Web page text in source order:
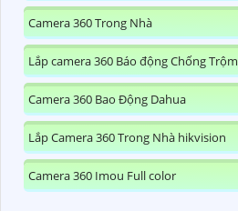
Camera 360 Trong Nhà
Lắp camera 360 Báo động Chống Trộm
Camera 360 Bao Động Dahua
Lắp Camera 360 Trong Nhà hikvision
Camera 360 Imou Full color